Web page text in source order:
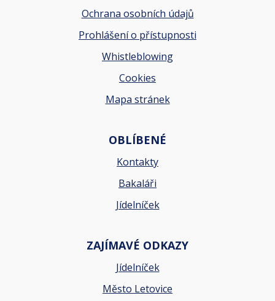
Ochrana osobních údajů
Prohlášení o přístupnosti
Whistleblowing
Cookies
Mapa stránek
OBLÍBENÉ
Kontakty
Bakaláři
Jídelníček
ZAJÍMAVÉ ODKAZY
Jídelníček
Město Letovice